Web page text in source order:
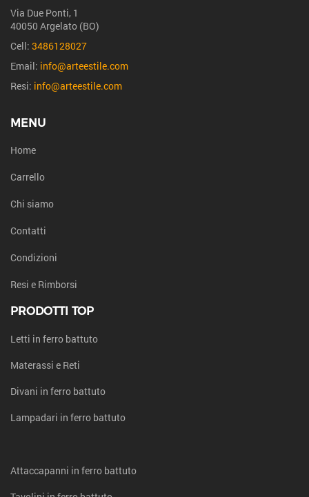
Via Due Ponti, 1
40050 Argelato (BO)
Cell: 3486128027
Email: info@arteestile.com
Resi: info@arteestile.com
MENU
Home
Carrello
Chi siamo
Contatti
Condizioni
Resi e Rimborsi
PRODOTTI TOP
Letti in ferro battuto
Materassi e Reti
Divani in ferro battuto
Lampadari in ferro battuto
Attaccapanni in ferro battuto